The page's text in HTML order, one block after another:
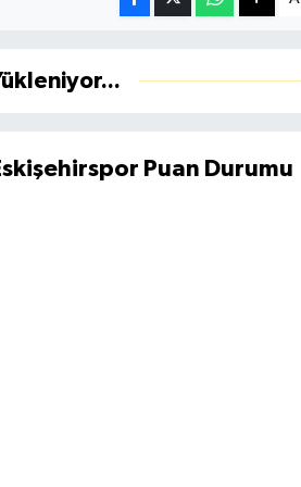
Puan Durumu